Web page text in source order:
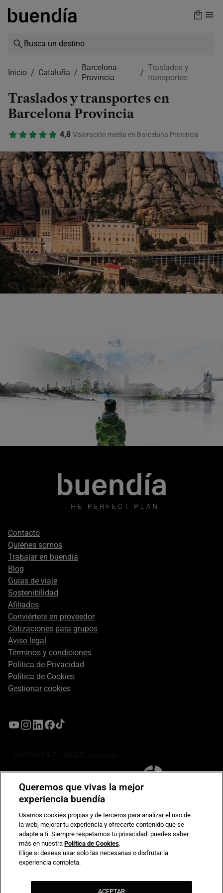
Skip
content
Inicio Cataluña
Barcelona
Provincia
Traslados y
transportes
Traslados y transportes en
Barcelona Provincia
4,8 Valoración media en Barcelona Provincia
Footer
secondary
Contacto
Quiénes somos
Trabajar en buendía
Blog
Guías de viaje
Sostenibilidad
Afiliados
Conviértete en proveedor
Cotizaciones para grupos
Aviso legal
Términos y condiciones
Política de Privacidad
Política de Cookies
Gestionar cookies
Compromiso de seguridad en pagos electrónicos
Queremos que vivas la mejor
experiencia buendía
Usamos cookies propias y de terceros para analizar el uso de
la web, mejorar tu experiencia y ofrecerte contenido que se
adapte a ti. Siempre respetamos tu privacidad: puedes saber
más en nuestraPolítica de Cookies.
Elige si deseas usar solo las necesarias o disfrutar la
experiencia completa.
ACEPTAR